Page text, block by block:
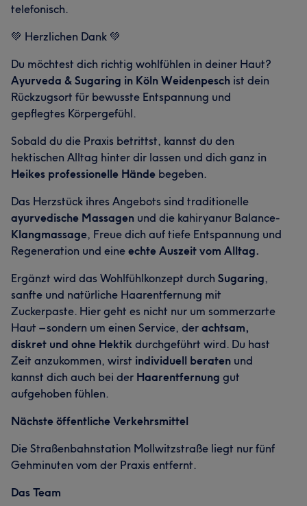
telefonisch.
💚 Herzlichen Dank 💚
Du möchtest dich richtig wohlfühlen in deiner Haut?
Ayurveda & Sugaring in Köln Weidenpesch ist dein
Rückzugsort für bewusste Entspannung und
gepflegtes Körpergefühl.
Sobald du die Praxis betrittst, kannst du den
hektischen Alltag hinter dir lassen und dich ganz in
Heikes professionelle Hände begeben.
Das Herzstück ihres Angebots sind traditionelle
ayurvedische Massagen und die kahiryanur Balance-
Klangmassage, Freue dich auf tiefe Entspannung und
Regeneration und eine echte Auszeit vom Alltag.
Ergänzt wird das Wohlfühlkonzept durch Sugaring,
sanfte und natürliche Haarentfernung mit
Zuckerpaste. Hier geht es nicht nur um sommerzarte
Haut – sondern um einen Service, der achtsam,
diskret und ohne Hektik durchgeführt wird. Du hast
Zeit anzukommen, wirst individuell beraten und
kannst dich auch bei der Haarentfernung gut
aufgehoben fühlen.
Nächste öffentliche Verkehrsmittel
Die Straßenbahnstation Mollwitzstraße liegt nur fünf
Gehminuten vom der Praxis entfernt.
Das Team